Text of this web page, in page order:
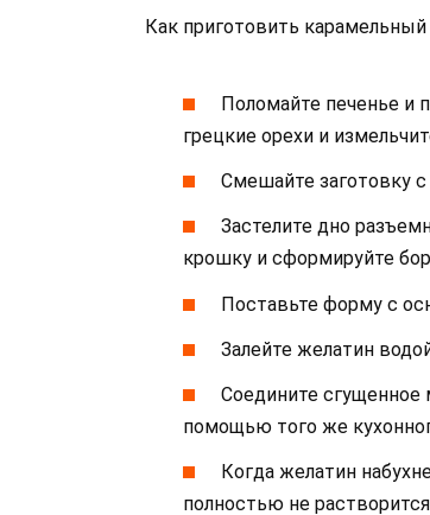
Как приготовить
Поломайте печенье и
грецкие орехи и
Смешайте заготовку
Застелите дно
крошку и сформируйте
Поставьте форму с
Залейте желатин
Соедините
помощью того же
Когда желатин
полностью не